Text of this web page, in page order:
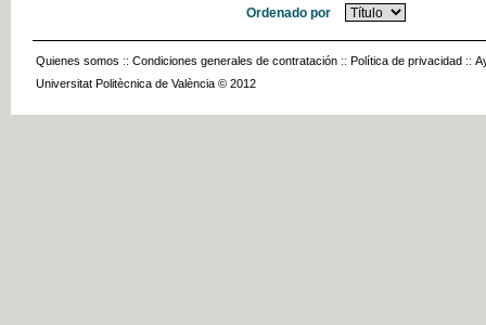
Ordenado por
Quienes somos :: Condiciones generales de contratación :: Política de privacidad ::
Universitat Politècnica de València © 2012